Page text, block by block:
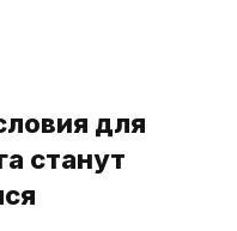
для
станут